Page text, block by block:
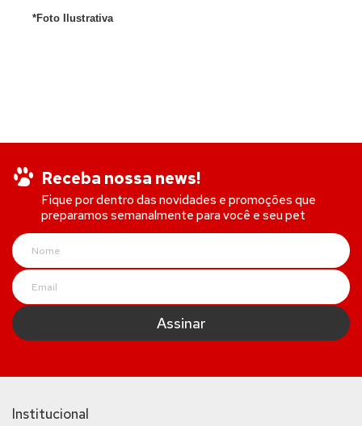
*Foto Ilustrativa
Receba nossa news!
Fique por dentro das novidades e promoções que
preparamos semanalmente para você e seu pet
Institucional